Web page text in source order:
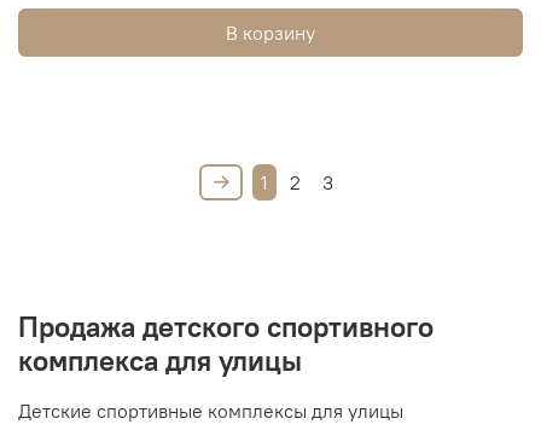
В корзину
1 2 3
Продажа детского спортивного
комплекса для улицы
Детские спортивные комплексы для улицы